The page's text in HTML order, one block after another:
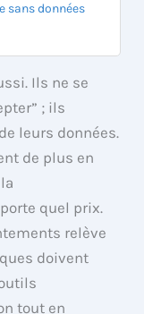
sans données
Ils ne se
; ils
leurs données.
de plus en
quel prix.
relève
doivent
tout en